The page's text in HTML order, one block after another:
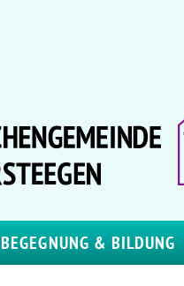
BEGEGNUNG & BILDUNG